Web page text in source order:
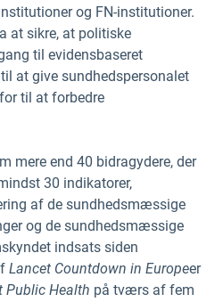
og FN-institutioner.
at sikre, at politiske
til evidensbaseret
at give sundhedspersonalet
til at forbedre
mere end 40 bidragydere, der
30 indikatorer,
af de sundhedsmæssige
og de sundhedsmæssige
indsats siden
Lancet Countdown in Europeer
Public Health på tværs af fem